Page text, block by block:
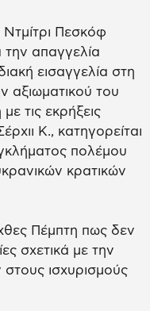
Πεσκόφ
την απαγγελία
εισαγγελία στη
αξιωματικού του
τις εκρήξεις
Κ., κατηγορείται
πολέμου
κρατικών
Πέμπτη πως δεν
σχετικά με την
ισχυρισμούς